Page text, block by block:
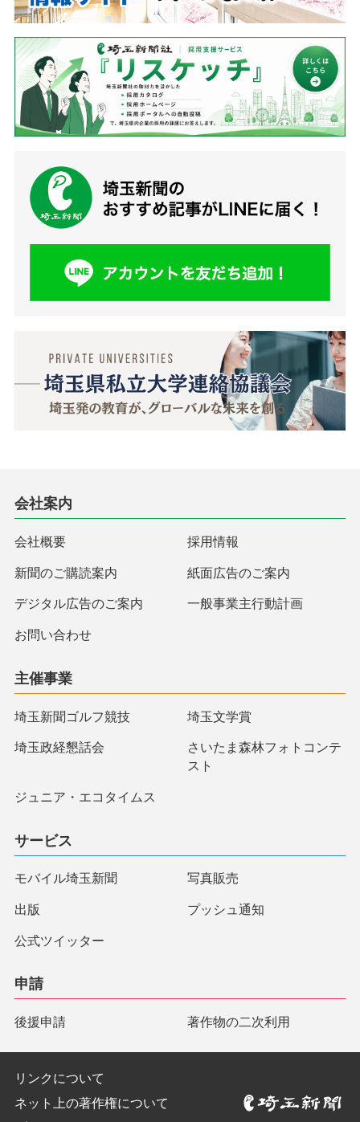
会社案内
会社概要 採用情報
新聞のご購読案内 紙面広告のご案内
デジタル広告のご案内 一般事業主行動計画
お問い合わせ
主催事業
埼玉新聞ゴルフ競技 埼玉文学賞
埼玉政経懇話会
さいたま森林フォトコンテ
スト
ジュニア・エコタイムス
サービス
モバイル埼玉新聞 写真販売
出版 プッシュ通知
公式ツイッター
申請
後援申請 著作物の二次利用
リンクについて
ネット上の著作権について